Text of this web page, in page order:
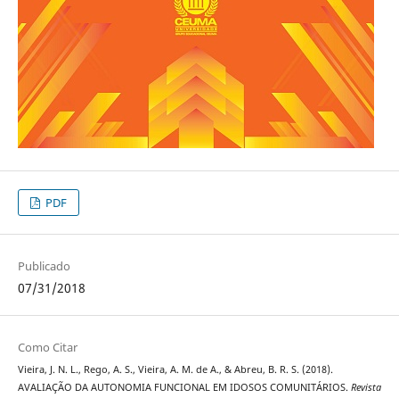
PDF
Publicado
07/31/2018
Como Citar
Vieira, J. N. L., Rego, A. S., Vieira, A. M. de A., & Abreu, B. R. S. (2018).
AVALIAÇÃO DA AUTONOMIA FUNCIONAL EM IDOSOS COMUNITÁRIOS. Revista